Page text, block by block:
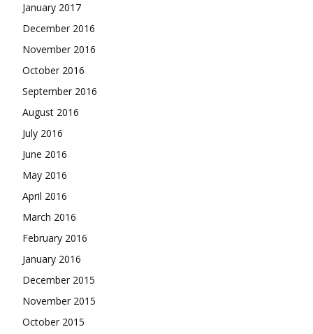
January 2017
December 2016
November 2016
October 2016
September 2016
August 2016
July 2016
June 2016
May 2016
April 2016
March 2016
February 2016
January 2016
December 2015
November 2015
October 2015